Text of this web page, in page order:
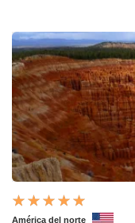
América del norte